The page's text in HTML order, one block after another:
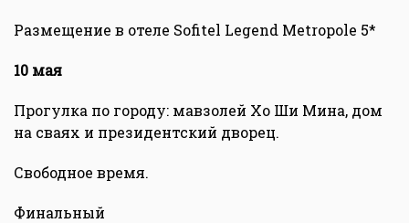
Размещение в отеле Sofitel Legend Metropole 5*
10 мая
Прогулка по городу: мавзолей Хо Ши Мина, дом
на сваях и президентский дворец.
Свободное время.
Финальный